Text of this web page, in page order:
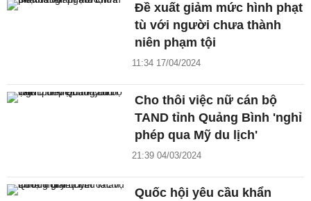
Đề xuất giảm mức hình phạt
tù với người chưa thành
niên phạm tội
11:34 17/04/2024
Cho thôi việc nữ cán bộ
TAND tỉnh Quảng Bình 'nghỉ
phép qua Mỹ du lịch'
21:39 04/03/2024
Quốc hội yêu cầu khẩn